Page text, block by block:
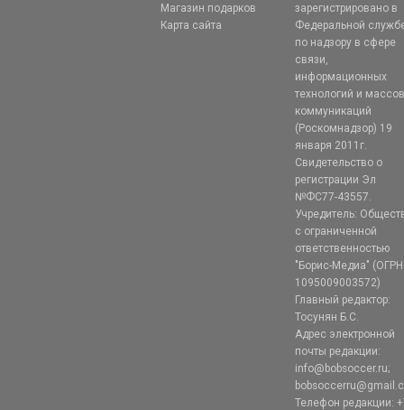
Магазин подарков
Карта сайта
зарегистрировано в
Федеральной
по надзору в сфере
связи,
информационных
технологий и
коммуникаций
(Роскомнадзор) 19
января 2011г.
Свидетельство о
регистрации Эл
№ФС77-43557.
Учредитель:
с ограниченной
ответственностью
"Борис-Медиа" (ОГРН
1095009003572)
Главный редактор:
Тосунян Б.С.
Адрес электронной
почты редакции:
info@bobsoccer.ru;
Телефон редакции: